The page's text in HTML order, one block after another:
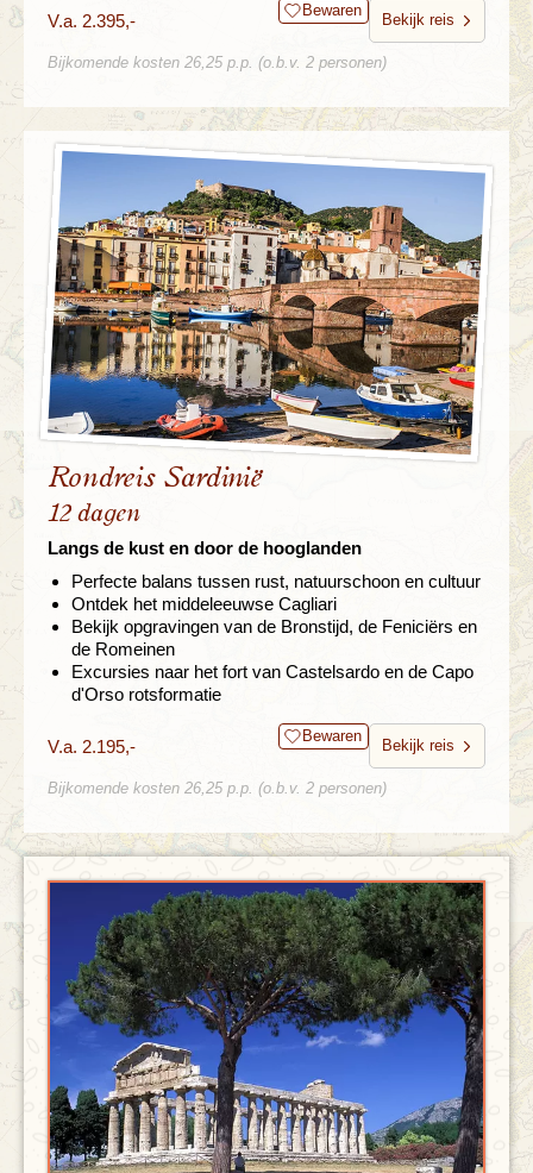
V.a. 2.395,- Bewaren
Bekijk reis
Bijkomende kosten 26,25 p.p. (o.b.v. 2 personen)
Rondreis Sardinië
12 dagen
Langs de kust en door de hooglanden
Perfecte balans tussen rust, natuurschoon en cultuur
Ontdek het middeleeuwse Cagliari
Bekijk opgravingen van de Bronstijd, de Feniciërs en
de Romeinen
Excursies naar het fort van Castelsardo en de Capo
d'Orso rotsformatie
V.a. 2.195,- Bewaren
Bekijk reis
Bijkomende kosten 26,25 p.p. (o.b.v. 2 personen)